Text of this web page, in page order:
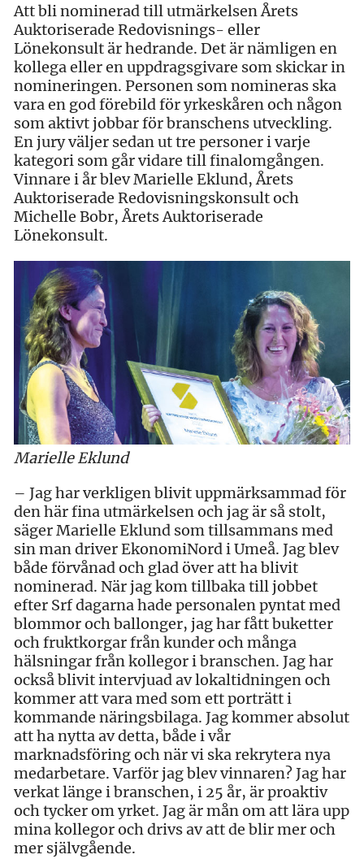
Att bli nominerad till utmärkelsen Årets
Auktoriserade Redovisnings- eller
Lönekonsult är hedrande. Det är nämligen en
kollega eller en uppdragsgivare som skickar in
nomineringen. Personen som nomineras ska
vara en god förebild för yrkeskåren och någon
som aktivt jobbar för branschens utveckling.
En jury väljer sedan ut tre personer i varje
kategori som går vidare till finalomgången.
Vinnare i år blev Marielle Eklund, Årets
Auktoriserade Redovisningskonsult och
Michelle Bobr, Årets Auktoriserade
Lönekonsult.
Marielle Eklund
– Jag har verkligen blivit uppmärksammad för
den här fina utmärkelsen och jag är så stolt,
säger Marielle Eklund som tillsammans med
sin man driver EkonomiNord i Umeå. Jag blev
både förvånad och glad över att ha blivit
nominerad. När jag kom tillbaka till jobbet
efter Srf dagarna hade personalen pyntat med
blommor och ballonger, jag har fått buketter
och fruktkorgar från kunder och många
hälsningar från kollegor i branschen. Jag har
också blivit intervjuad av lokaltidningen och
kommer att vara med som ett porträtt i
kommande näringsbilaga. Jag kommer absolut
att ha nytta av detta, både i vår
marknadsföring och när vi ska rekrytera nya
medarbetare. Varför jag blev vinnaren? Jag har
verkat länge i branschen, i 25 år, är proaktiv
och tycker om yrket. Jag är mån om att lära upp
mina kollegor och drivs av att de blir mer och
mer självgående.